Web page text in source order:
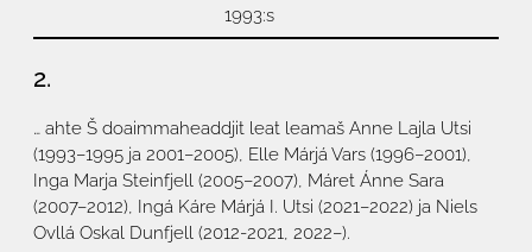
1993:s
2.
… ahte Š doaimmaheaddjit leat leamaš Anne Lajla Utsi
(1993–1995 ja 2001–2005), Elle Márjá Vars (1996–2001),
Inga Marja Steinfjell (2005–2007), Máret Ánne Sara
(2007–2012), Ingá Káre Márjá I. Utsi (2021–2022) ja Niels
Ovllá Oskal Dunfjell (2012-2021, 2022–).